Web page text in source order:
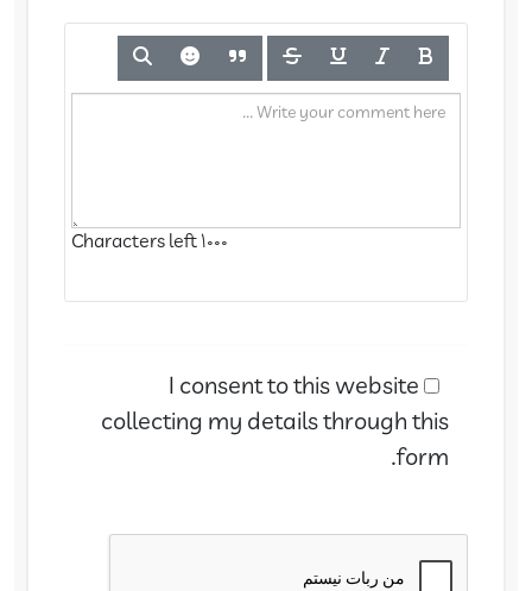
1000
I consent to this website
collecting my details through this
form.